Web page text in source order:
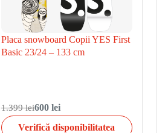
Placa snowboard Copii YES First
Basic 23/24 – 133 cm
1.399 lei600 lei
Verifică disponibilitatea